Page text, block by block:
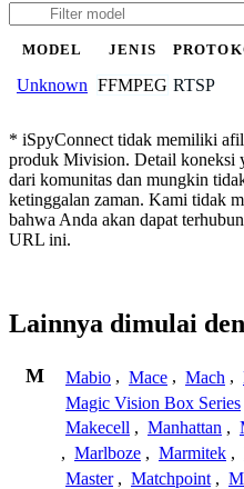
MODEL JENIS
Unknown FFMPEG RTSP
* iSpyConnect tidak memiliki
produk Mivision. Detail koneksi
dari komunitas dan mungkin
ketinggalan zaman. Kami tidak
bahwa Anda akan dapat
URL ini.
Lainnya dimulai
M Mabio , Mace , Mach ,
Magic Vision Box Series
Makecell , Manhattan ,
, Marlboze , Marmitek ,
Master , Matchpoint ,